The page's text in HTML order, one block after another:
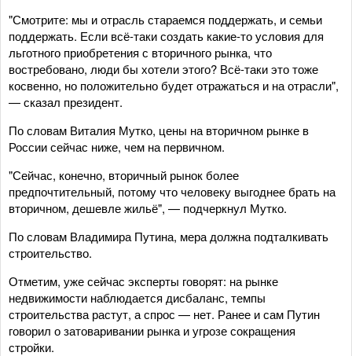
"Смотрите: мы и отрасль стараемся поддержать, и семьи
поддержать. Если всё-таки создать какие-то условия для
льготного приобретения с вторичного рынка, что
востребовано, люди бы хотели этого? Всё-таки это тоже
косвенно, но положительно будет отражаться и на отрасли",
— сказал президент.
По словам Виталия Мутко, цены на вторичном рынке в
России сейчас ниже, чем на первичном.
"Сейчас, конечно, вторичный рынок более
предпочтительный, потому что человеку выгоднее брать на
вторичном, дешевле жильё", — подчеркнул Мутко.
По словам Владимира Путина, мера должна подталкивать
строительство.
Отметим, уже сейчас эксперты говорят: на рынке
недвижимости наблюдается дисбаланс, темпы
строительства растут, а спрос — нет. Ранее и сам Путин
говорил о затоваривании рынка и угрозе сокращения
стройки.